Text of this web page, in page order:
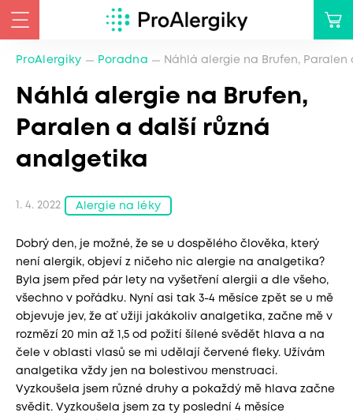
ProAlergiky Poradna Náhlá alergie na Brufen,
Náhlá alergie na Brufen,
Paralen a další různá
analgetika
1. 4. 2022 Alergie na léky
Dobrý den, je možné, že se u dospělého člověka, který
není alergik, objeví z ničeho nic alergie na analgetika?
Byla jsem před pár lety na vyšetření alergii a dle všeho,
všechno v pořádku. Nyní asi tak 3-4 měsíce zpět se u mě
objevuje jev, že ať užiji jakákoliv analgetika, začne mě v
rozmězí 20 min až 1,5 od požití šílené svědět hlava a na
čele v oblasti vlasů se mi udělají červené fleky. Užívám
analgetika vždy jen na bolestivou menstruaci.
Vyzkoušela jsem různé druhy a pokaždý mě hlava začne
svědit. Vyzkoušela jsem za ty poslední 4 měsíce